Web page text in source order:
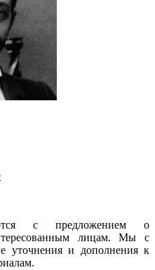
с предложением о
лицам. Мы с
уточнения и дополнения к